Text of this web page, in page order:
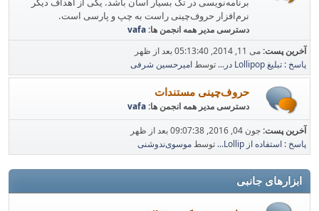
نرم‌افزار حروف‌چینی راست به چپ و پارسی است.
دسترسی مدیر همه انجمن ها:vafa
آخرین پست:می 11, 2014, 05:13:40 بعد از ظهر
پاسخ : تبلیغ Lollipop در...
توسطامیرحسین شرفی
حروف‌چینی مستندات
دسترسی مدیر همه انجمن ها:vafa
آخرین پست:جون 04, 2016, 09:07:38 بعد از ظهر
پاسخ : استفاده از Lollip...
توسطموسوی‌ندوشنی
ابزارهای جانبی